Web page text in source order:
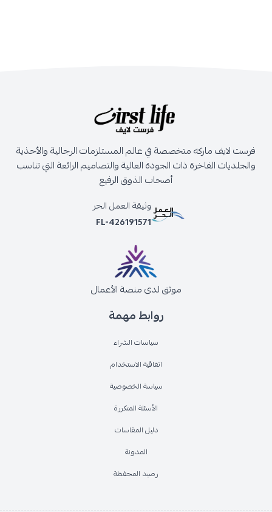
روابط مهمة
سياسات الشراء
اتفاقية الاستخدام
سياسة الخصوصية
الأسئلة المتكررة
دليل المقاسات
المدونة
رصيد المحفظة
فرست لايف ماركه متخصصة في عالم المستلزمات الرجالية والأحذية
والجلديات الفاخرة ذات الجودة العالية والتصاميم الرائعة التي تناسب
أصحاب الذوق الرفيع
وثيقة العمل الحر
FL-426191571
موثق لدى منصة الأعمال